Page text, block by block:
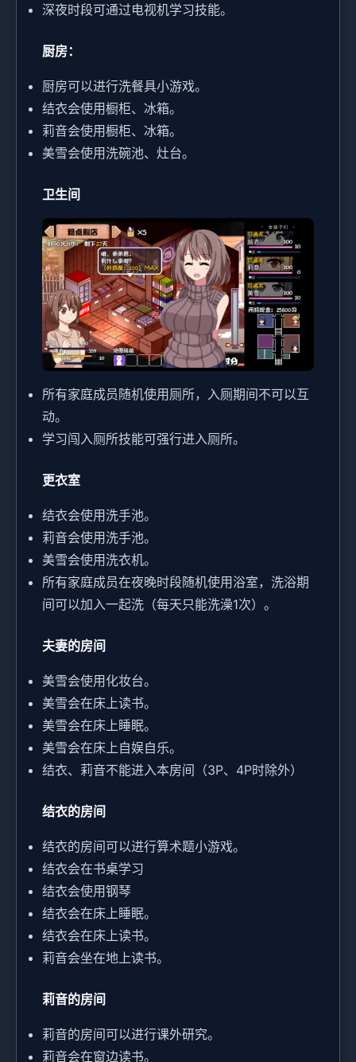
深夜时段可通过电视机学习技能。
厨房：
厨房可以进行洗餐具小游戏。
结衣会使用橱柜、冰箱。
莉音会使用橱柜、冰箱。
美雪会使用洗碗池、灶台。
卫生间
所有家庭成员随机使用厕所，入厕期间不可以互
动。
学习闯入厕所技能可强行进入厕所。
更衣室
结衣会使用洗手池。
莉音会使用洗手池。
美雪会使用洗衣机。
所有家庭成员在夜晚时段随机使用浴室，洗浴期
间可以加入一起洗（每天只能洗澡1次）。
夫妻的房间
美雪会使用化妆台。
美雪会在床上读书。
美雪会在床上睡眠。
美雪会在床上自娱自乐。
结衣、莉音不能进入本房间（3P、4P时除外）
结衣的房间
结衣的房间可以进行算术题小游戏。
结衣会在书桌学习
结衣会使用钢琴
结衣会在床上睡眠。
结衣会在床上读书。
莉音会坐在地上读书。
莉音的房间
莉音的房间可以进行课外研究。
莉音会在窗边读书。